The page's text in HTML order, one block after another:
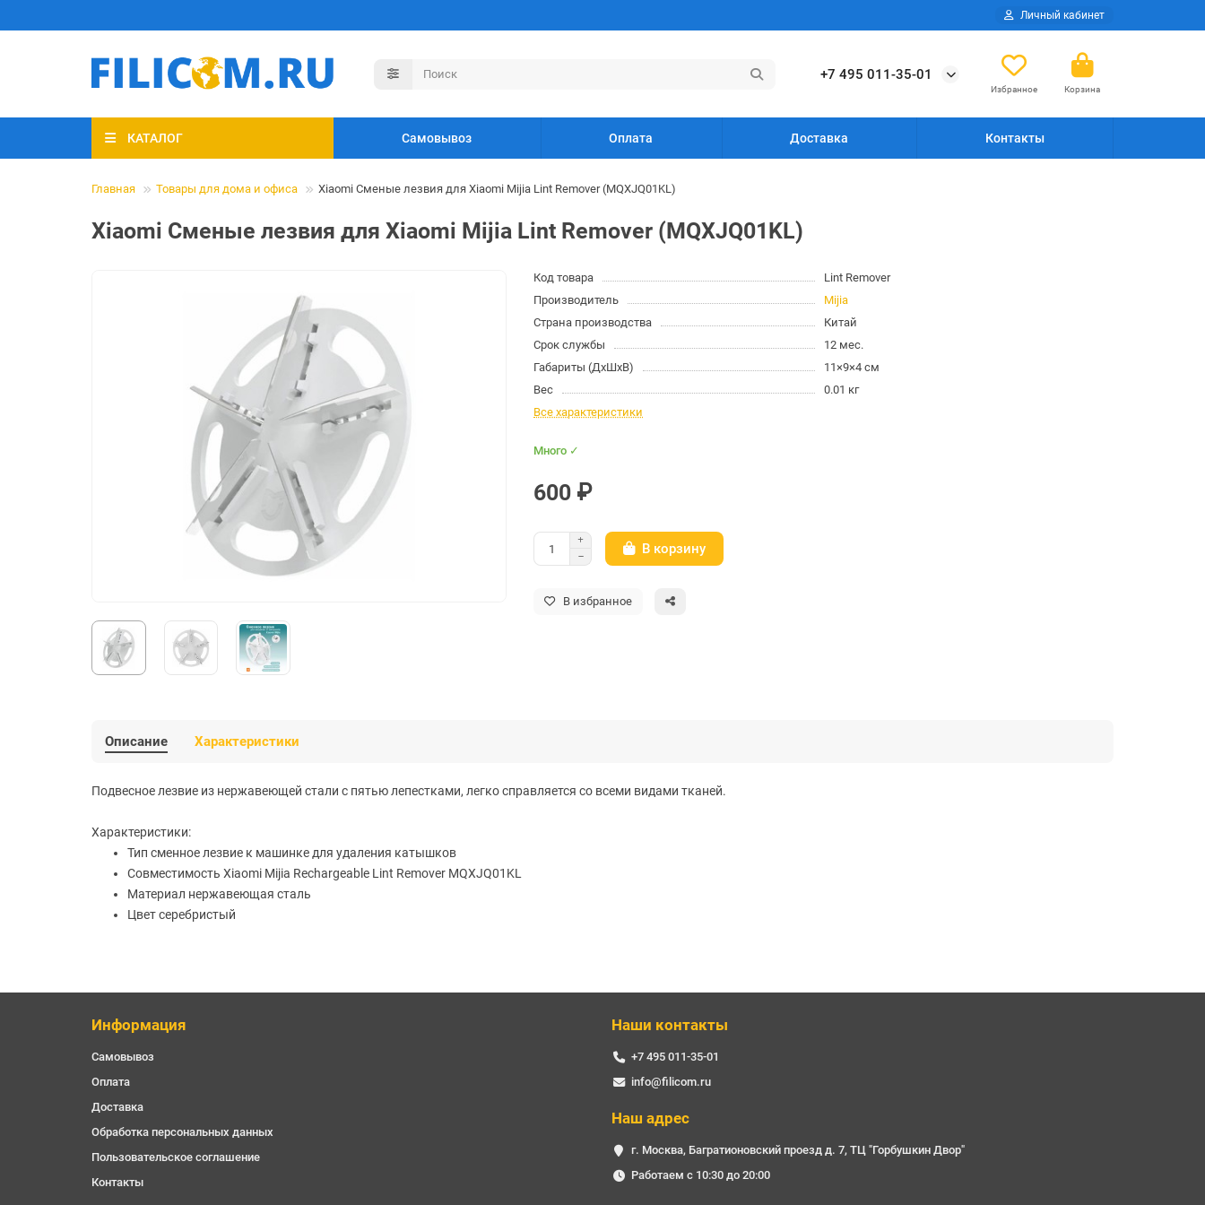
Личный кабинет
+7 495 011-35-01
Избранное Корзина
КАТАЛОГ Самовывоз Оплата Доставка Контакты
Главная Товары для дома и офиса Xiaomi Сменые лезвия для Xiaomi Mijia Lint Remover (MQXJQ01KL)
Xiaomi Сменые лезвия для Xiaomi Mijia Lint Remover (MQXJQ01KL)
Код товара
Lint Remover
Производитель
Mijia
Страна производства
Китай
Срок службы
12 мес.
Габариты (ДхШхВ)
11×9×4 см
Вес
0.01 кг
Все характеристики
Много ✓
600 ₽
В корзину
В избранное
Описание Характеристики
Подвесное лезвие из нержавеющей стали с пятью лепестками, легко справляется со всеми видами тканей.
Характеристики:
Тип сменное лезвие к машинке для удаления катышков
Совместимость Xiaomi Mijia Rechargeable Lint Remover MQXJQ01KL
Материал нержавеющая сталь
Цвет серебристый
Информация
Самовывоз
Оплата
Доставка
Обработка персональных данных
Пользовательское соглашение
Контакты
Наши контакты
+7 495 011-35-01
info@filicom.ru
Наш адрес
г. Москва, Багратионовский проезд д. 7, ТЦ "Горбушкин Двор"
Работаем с 10:30 до 20:00